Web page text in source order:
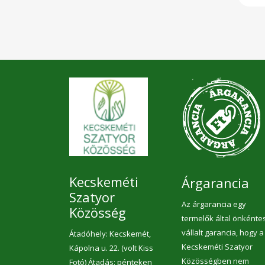
Kecskeméti
Szatyor
Közösség
Átadóhely: Kecskemét,
Kápolna u. 22. (volt Kiss
Fotó) Átadás: pénteken
Árgarancia
Az árgarancia egy
termelők által
vállalt garancia, hogy a
Kecskeméti Szatyor
Közösségben nem